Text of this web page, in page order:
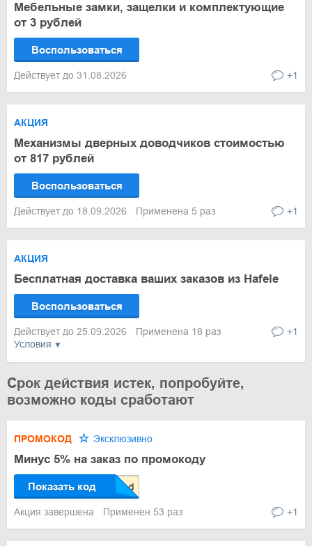
Мебельные замки, защелки и комплектующие
от 3 рублей
Воспользоваться
Действует до 31.08.2026 +1
АКЦИЯ
Механизмы дверных доводчиков стоимостью
от 817 рублей
Воспользоваться
Действует до 18.09.2026 Применена 5 раз +1
Условия
АКЦИЯ
Бесплатная доставка ваших заказов из Hafele
Воспользоваться
Действует до 25.09.2026 Применена 18 раз +1
Срок действия истек, попробуйте,
возможно коды сработают
ПРОМОКОД Эксклюзивно
Минус 5% на заказ по промокоду
Показать код
Акция завершена Применен 53 раз +1